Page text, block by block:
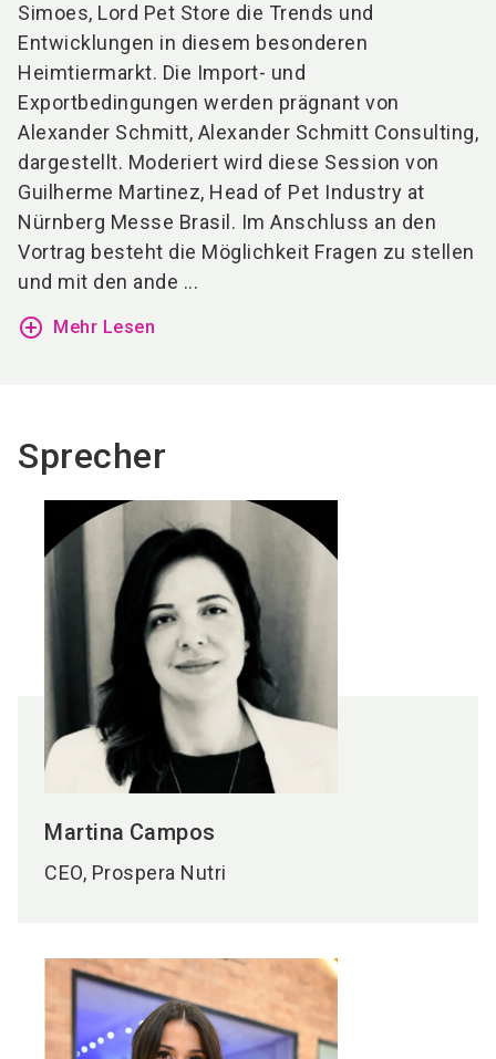
Simoes, Lord Pet Store die Trends und
Entwicklungen in diesem besonderen
Heimtiermarkt. Die Import- und
Exportbedingungen werden prägnant von
Alexander Schmitt, Alexander Schmitt Consulting,
dargestellt. Moderiert wird diese Session von
Guilherme Martinez, Head of Pet Industry at
Nürnberg Messe Brasil. Im Anschluss an den
Vortrag besteht die Möglichkeit Fragen zu stellen
und mit den ande ...
add_circle_outline Mehr Lesen
Sprecher
Martina Campos
CEO, Prospera Nutri